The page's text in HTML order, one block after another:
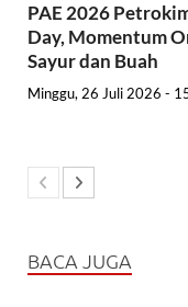
PAE 2026
Day, Momentum
Sayur dan Buah
Minggu, 26 Juli 2026 -
BACA JUGA